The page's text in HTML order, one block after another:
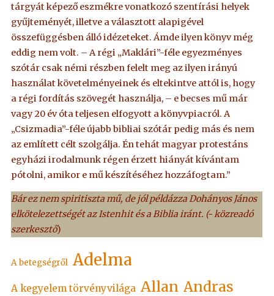
tárgyát képező eszmékre vonatkozó szentírási helyek
gyűjteményét, illetve a választott alapigével
összefüggésben álló idézeteket. Ámde ilyen könyv még
eddig nem volt. – A régi „Maklári”-féle egyezményes
szótár csak némi részben felelt meg az ilyen irányú
használat követelményeinek és eltekintve attól is, hogy
a régi fordítás szövegét használja, – e becses mű már
vagy 20 év óta teljesen elfogyott a könyvpiacról. A
„Csizmadia”-féle újabb bibliai szótár pedig más és nem
az említett célt szolgálja. Én tehát magyar protestáns
egyházi irodalmunk régen érzett hiányát kívántam
pótolni, amikor e mű készítéséhez hozzáfogtam.”
Bár ez nem spiritiszta mű, de jól példázza Dohányos János
elkötelezettségét az Istenhit és a Biblia iránt. (- közreadó
szerkesztő)
A betegségről Adelma
A kegyelem törvényvilága Allan Andras